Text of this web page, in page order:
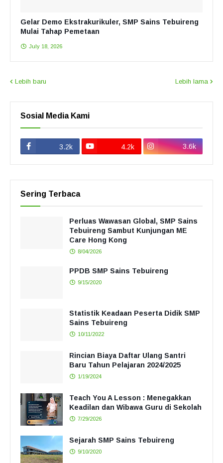
Gelar Demo Ekstrakurikuler, SMP Sains Tebuireng
Mulai Tahap Pemetaan
July 18, 2026
Lebih baru Lebih lama
Sosial Media Kami
3.2k 4.2k 3.6k
Sering Terbaca
Perluas Wawasan Global, SMP Sains
Tebuireng Sambut Kunjungan ME
Care Hong Kong
8/04/2026
PPDB SMP Sains Tebuireng
9/15/2020
Statistik Keadaan Peserta Didik SMP
Sains Tebuireng
10/11/2022
Rincian Biaya Daftar Ulang Santri
Baru Tahun Pelajaran 2024/2025
1/19/2024
Teach You A Lesson : Menegakkan
Keadilan dan Wibawa Guru di Sekolah
7/29/2026
Sejarah SMP Sains Tebuireng
9/10/2020